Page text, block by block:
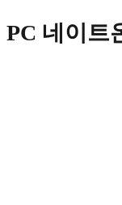
Skip
to
PC 네이트